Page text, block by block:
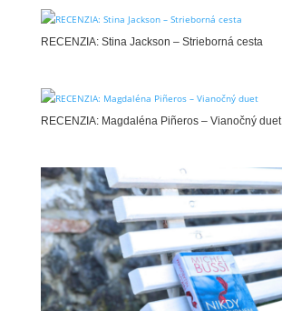
RECENZIA: Stina Jackson – Strieborná cesta
RECENZIA: Magdaléna Piñeros – Vianočný duet